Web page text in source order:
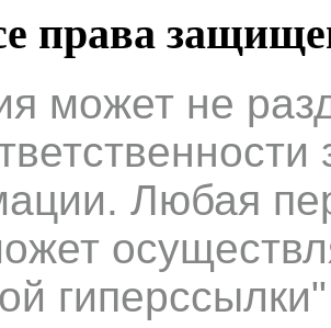
права
может не
Любая